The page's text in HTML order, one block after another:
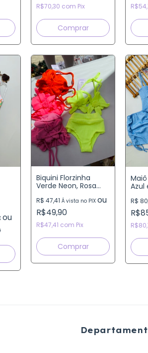
R$70,30 com Pix
Comprar
ou
Biquini Florzinha
Verde Neon, Rosa
10 e 12 Anos (FORMA
GRANDE)
R$ 47,41 Á vista no PIX ou
R$49,90
R$47,41 com Pix
Comprar
Azul
R$